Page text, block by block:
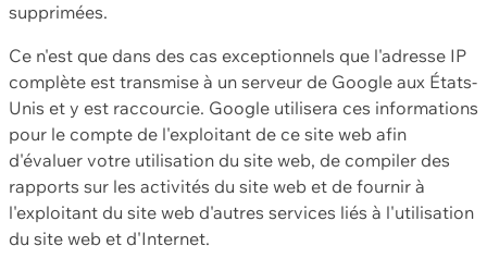
supprimées.
Ce n'est que dans des cas exceptionnels que l'adresse IP
complète est transmise à un serveur de Google aux États-
Unis et y est raccourcie. Google utilisera ces informations
pour le compte de l'exploitant de ce site web afin
d'évaluer votre utilisation du site web, de compiler des
rapports sur les activités du site web et de fournir à
l'exploitant du site web d'autres services liés à l'utilisation
du site web et d'Internet.